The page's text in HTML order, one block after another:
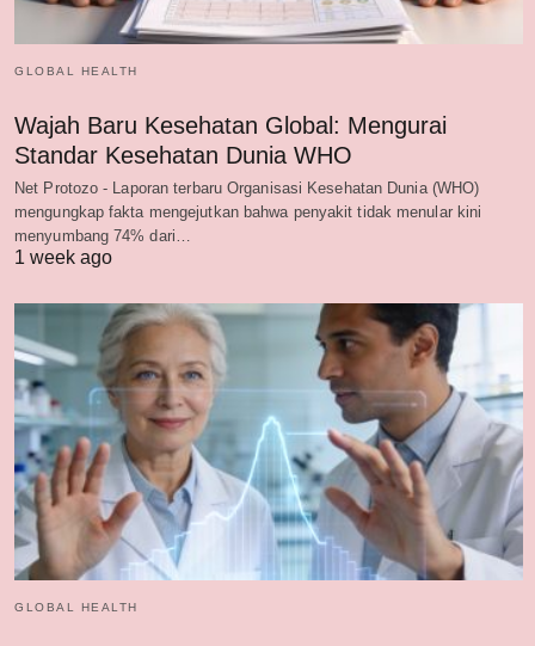
GLOBAL HEALTH
Wajah Baru Kesehatan Global: Mengurai
Standar Kesehatan Dunia WHO
Net Protozo - Laporan terbaru Organisasi Kesehatan Dunia (WHO)
mengungkap fakta mengejutkan bahwa penyakit tidak menular kini
menyumbang 74% dari…
1 week ago
GLOBAL HEALTH